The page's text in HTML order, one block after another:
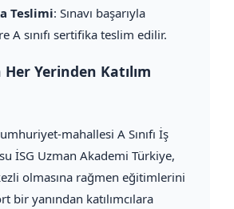
Teslimi: Sınavı başarıyla
A sınıfı sertifika teslim edilir.
Yerinden Katılım
mahallesi A Sınıfı İş
İSG Uzman Akademi Türkiye,
olmasına rağmen eğitimlerini
bir yanından katılımcılara